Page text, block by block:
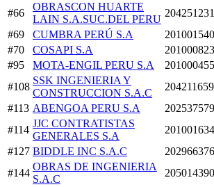
#66
OBRASCON HUARTE
LAIN S.A.SUC.DEL PERU
#69
CUMBRA PERÚ S.A
#70
COSAPI S.A
#95
MOTA-ENGIL PERU S.A
#108
SSK INGENIERIA Y
CONSTRUCCION S.A.C
#113 ABENGOA PERU S.A
#114
JJC CONTRATISTAS
GENERALES S.A
#127 BIDDLE INC S.A.C
#144
OBRAS DE INGENIERIA
S.A.C